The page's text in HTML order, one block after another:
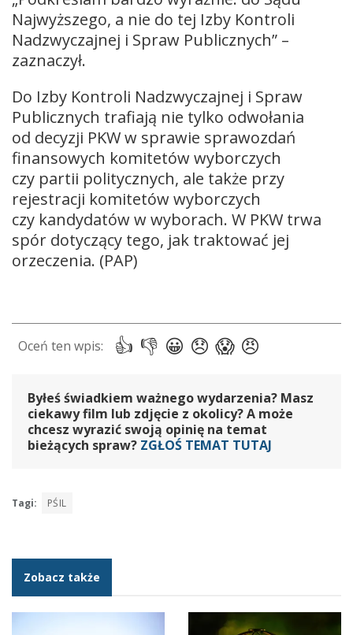
Najwyższego, a nie do tej Izby Kontroli
Nadzwyczajnej i Spraw Publicznych” –
zaznaczył.
Do Izby Kontroli Nadzwyczajnej i Spraw
Publicznych trafiają nie tylko odwołania
od decyzji PKW w sprawie sprawozdań
finansowych komitetów wyborczych
czy partii politycznych, ale także przy
rejestracji komitetów wyborczych
czy kandydatów w wyborach. W PKW trwa
spór dotyczący tego, jak traktować jej
orzeczenia. (PAP)
Byłeś świadkiem ważnego wydarzenia? Masz
ciekawy film lub zdjęcie z okolicy? A może
chcesz wyrazić swoją opinię na temat
bieżących spraw? ZGŁOŚ TEMAT TUTAJ
Tagi: PŚIL
Zobacz także